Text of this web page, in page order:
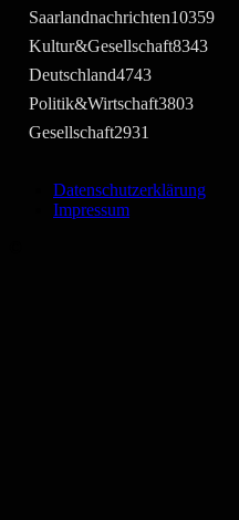
Saarlandnachrichten10359
Kultur&Gesellschaft8343
Deutschland4743
Politik&Wirtschaft3803
Gesellschaft2931
Datenschutzerklärung
Impressum